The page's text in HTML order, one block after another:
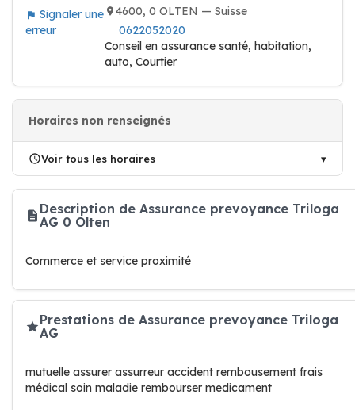
Signaler une
erreur
4600, 0 OLTEN — Suisse
0622052020
Conseil en assurance santé, habitation,
auto, Courtier
Horaires non renseignés
Voir tous les horaires
Description de Assurance prevoyance Triloga
AG 0 Olten
Commerce et service proximité
Prestations de Assurance prevoyance Triloga
AG
mutuelle assurer assurreur accident rembousement frais
médical soin maladie rembourser medicament